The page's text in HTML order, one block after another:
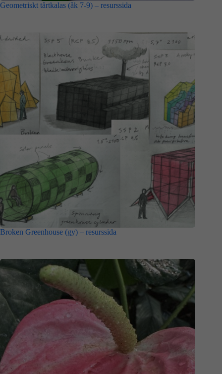
Geometriskt tårtkalas (åk 7-9) – resurssida
Broken Greenhouse (gy) – resurssida